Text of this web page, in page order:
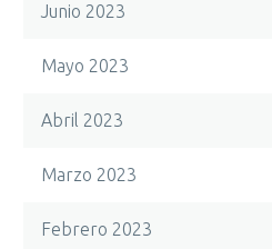
Junio 2023
Mayo 2023
Abril 2023
Marzo 2023
Febrero 2023